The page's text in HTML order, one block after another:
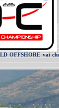
OFFSHORE vai